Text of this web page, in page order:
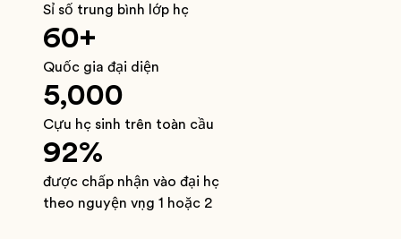
Sỉ số trung bình lớp học
60+
Quốc gia đại diện
5,000
Cựu học sinh trên toàn cầu
92%
được chấp nhận vào đại học
theo nguyện vọng 1 hoặc 2